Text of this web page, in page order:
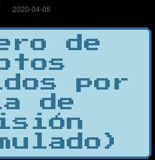
de
por
de